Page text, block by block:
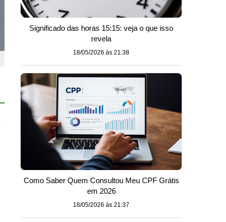
Significado das horas 15:15: veja o que isso
revela
18/05/2026 às 21:38
Como Saber Quem Consultou Meu CPF Grátis
em 2026
18/05/2026 às 21:37